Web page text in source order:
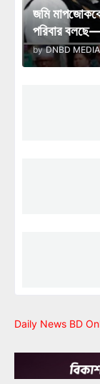
জমি
পরিবার
by DNBD MEDIA
Daily News BD